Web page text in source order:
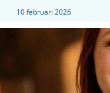
10 februari 2026